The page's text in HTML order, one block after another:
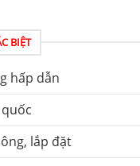
BIỆT
hấp dẫn
lắp đặt